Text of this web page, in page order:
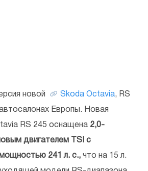
новой Skoda Octavia, RS
Европы. Новая
RS 245 оснащена 2,0-
двигателем TSI с
241 л. с., что на 15 л.